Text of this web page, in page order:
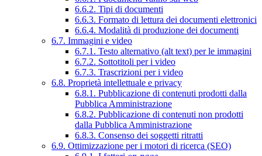
6.6.2. Tipi di documenti
6.6.3. Formato di lettura dei documenti elettronici
6.6.4. Modalità di produzione dei documenti
6.7. Immagini e video
6.7.1. Testo alternativo (alt text) per le immagini
6.7.2. Sottotitoli per i video
6.7.3. Trascrizioni per i video
6.8. Proprietà intellettuale e privacy
6.8.1. Pubblicazione di contenuti prodotti dalla
Pubblica Amministrazione
6.8.2. Pubblicazione di contenuti non prodotti
dalla Pubblica Amministrazione
6.8.3. Consenso dei soggetti ritratti
6.9. Ottimizzazione per i motori di ricerca (SEO)